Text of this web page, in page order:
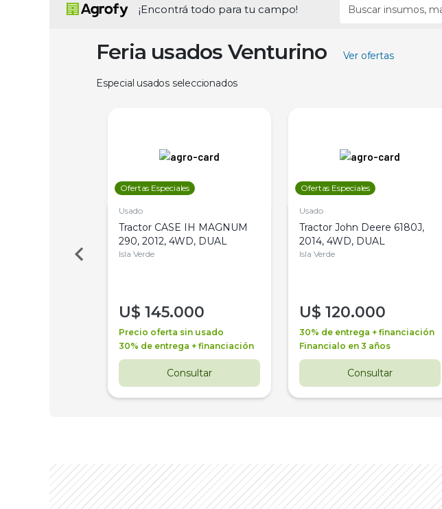
¡Encontrá todo para tu campo!
Feria usados Venturino Ver ofertas
Especial usados seleccionados
Ofertas Especiales
Usado
Tractor CASE IH MAGNUM
290, 2012, 4WD, DUAL
Isla Verde
U$ 145.000
Precio oferta sin usado
30% de entrega + financiación
Consultar
Ofertas Especiales
Usado
Tractor John Deere 6180J,
2014, 4WD, DUAL
Isla Verde
U$ 120.000
30% de entrega + financiación
Financialo en 3 años
Consultar